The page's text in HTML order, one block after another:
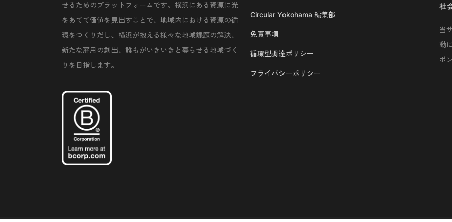
せるためのプラットフォームです。横浜にある資源に光
をあてて価値を見出すことで、地域内における資源の循
環をつくりだし、横浜が抱える様々な地域課題の解決、
新たな雇用の創出、誰もがいきいきと暮らせる地域づく
りを目指します。
Circular Yokohama 編集部
免責事項
循環型調達ポリシー
プライバシーポリシー
社
当
動
ボ